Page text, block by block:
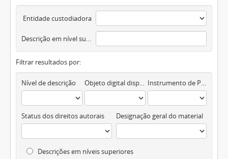
Entidade custodiadora
Descrição em nível superior
Filtrar resultados por:
Nível de descrição Objeto digital disponível Instrumento de Pesquisa
Status dos direitos autorais Designação geral do material
Descrições em níveis superiores